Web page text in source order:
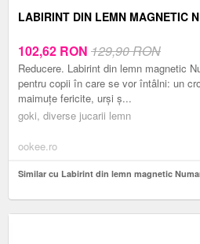
LABIRINT DIN LEMN MAGNETIC
102,62 RON 129,90 RON
Reducere. Labirint din lemn magnetic
pentru copii în care se vor întâlni: un
maimuțe fericite, urși ș...
goki, diverse jucarii lemn
ookee.ro
Similar cu Labirint din lemn magnetic